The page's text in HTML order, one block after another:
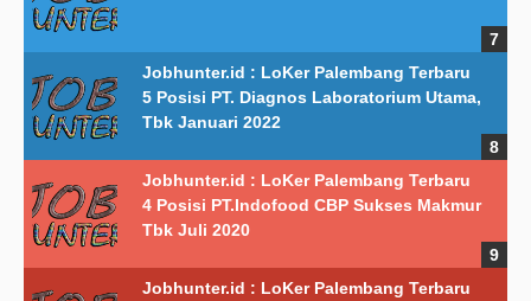
Jobhunter.id : LoKer Palembang Terbaru
5 Posisi PT. Diagnos Laboratorium Utama,
Tbk Januari 2022
Jobhunter.id : LoKer Palembang Terbaru
4 Posisi PT.Indofood CBP Sukses Makmur
Tbk Juli 2020
Jobhunter.id : LoKer Palembang Terbaru